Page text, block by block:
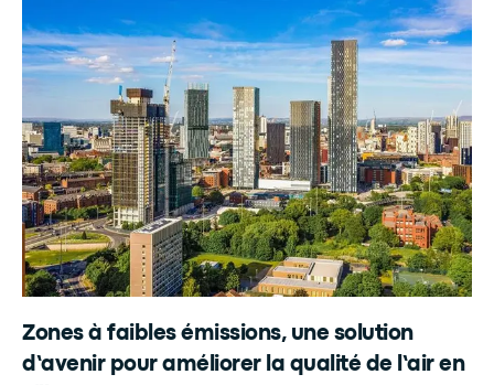
Zones à faibles émissions, une solution
d’avenir pour améliorer la qualité de l’air en